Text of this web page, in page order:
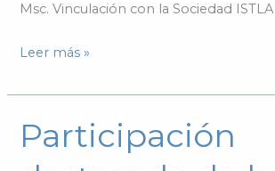
Msc. Vinculación con la Sociedad ISTLA
Leer más »
Participación
Participación
destacada